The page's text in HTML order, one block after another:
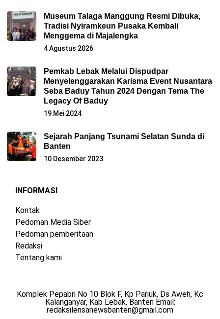
Museum Talaga Manggung Resmi Dibuka,
Tradisi Nyiramkeun Pusaka Kembali
Menggema di Majalengka
4 Agustus 2026
Pemkab Lebak Melalui Dispudpar
Menyelenggarakan Karisma Event Nusantara
Seba Baduy Tahun 2024 Dengan Tema The
Legacy Of Baduy
19 Mei 2024
Sejarah Panjang Tsunami Selatan Sunda di
Banten
10 Desember 2023
INFORMASI
Kontak
Pedoman Media Siber
Pedoman pemberitaan
Redaksi
Tentang kami
Komplek Pepabri No 10 Blok F, Kp Pariuk, Ds Aweh, Kc
Kalanganyar, Kab Lebak, Banten Email:
redaksilensanewsbanten@gmail.com